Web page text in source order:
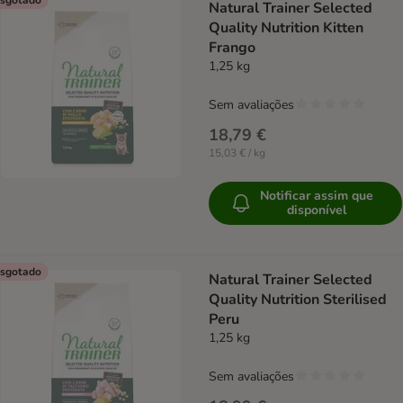
Natural Trainer Selected
Quality Nutrition Kitten
Frango
1,25 kg
18,79 €
15,03 € / kg
Sem avaliações
Notificar assim que
disponível
Natural Trainer Selected
Quality Nutrition Sterilised
Peru
1,25 kg
Sem avaliações